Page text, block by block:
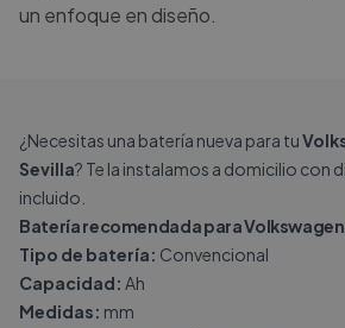
un enfoque en diseño.
¿Necesitas una batería nueva para tu
Sevilla? Te la instalamos a domicilio
incluido.
Batería recomendada para
Tipo de batería: Convencional
Capacidad: Ah
Medidas: mm